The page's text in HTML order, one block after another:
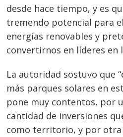
desde hace tiempo, y es
tremendo potencial para
energías renovables y
convertirnos en líderes en
La autoridad sostuvo que
más parques solares en
pone muy contentos, por
cantidad de inversiones
como territorio, y por otra
Navegación
de
entradas